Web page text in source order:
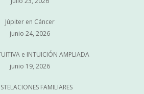
Júpiter en Cáncer
junio 24, 2026
e INTUICIÓN AMPLIADA
junio 19, 2026
FAMILIARES